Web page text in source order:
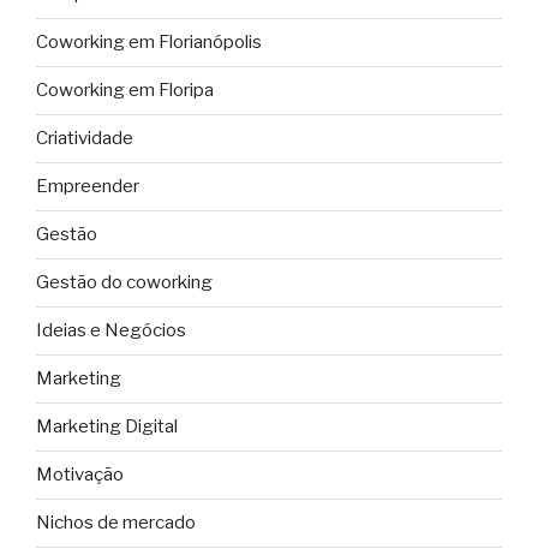
Coworking em Florianópolis
Coworking em Floripa
Criatividade
Empreender
Gestão
Gestão do coworking
Ideias e Negócios
Marketing
Marketing Digital
Motivação
Nichos de mercado